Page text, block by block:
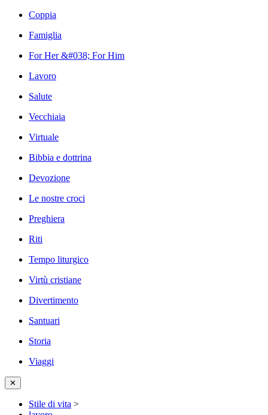
Coppia
Famiglia
For Her &#038; For Him
Lavoro
Salute
Vecchiaia
Virtuale
Bibbia e dottrina
Devozione
Le nostre croci
Preghiera
Riti
Tempo liturgico
Virtù cristiane
Divertimento
Santuari
Storia
Viaggi
✕
Stile di vita >